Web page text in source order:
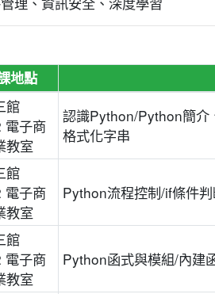
地點
館
電子商
教室
認識Python/Python簡介
格式化字串
館
電子商
教室
Python流程控制/if條件
館
電子商
教室
Python函式與模組/內建